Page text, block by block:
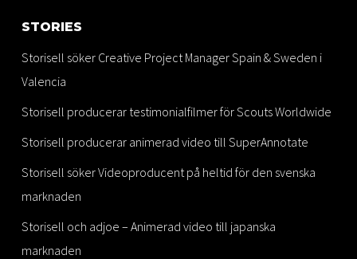
STORIES
Storisell söker Creative Project Manager Spain & Sweden i
Valencia
Storisell producerar testimonialfilmer för Scouts Worldwide
Storisell producerar animerad video till SuperAnnotate
Storisell söker Videoproducent på heltid för den svenska
marknaden
Storisell och adjoe – Animerad video till japanska
marknaden